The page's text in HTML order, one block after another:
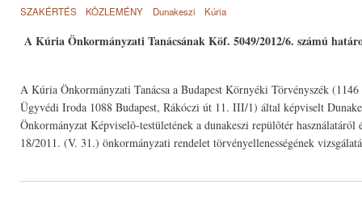
SZAKÉRTÉS KÖZLEMÉNY Dunakeszi Kúria
A Kúria Önkormányzati Tanácsának Köf. 5049/2012/6. számú
A Kúria Önkormányzati Tanácsa a Budapest Környéki Törvényszék
Ügyvédi Iroda 1088 Budapest, Rákóczi út 11. III/1) által képviselt
Önkormányzat Képviselõ-testületének a dunakeszi repülõtér
18/2011. (V. 31.) önkormányzati rendelet törvényellenességének